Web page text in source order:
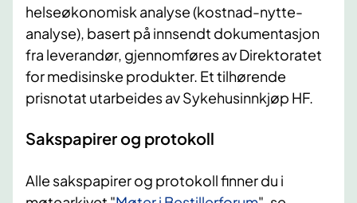
helseøkonomisk analyse (kostnad-nytte-
analyse), basert på innsendt dokumentasjon
fra leverandør, gjennomføres av Direktoratet
for medisinske produkter. Et tilhørende
prisnotat utarbeides av Sykehusinnkjøp HF.
Sakspapirer og protokoll
Alle sakspapirer og protokoll finner du i